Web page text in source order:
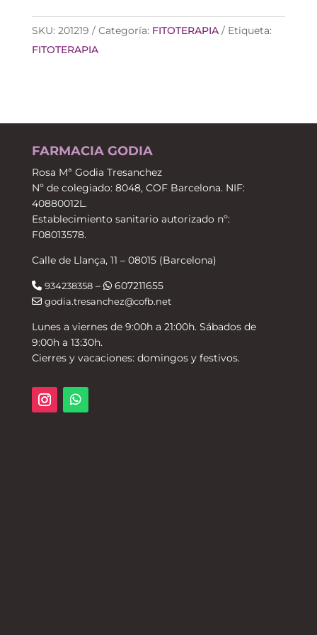
INMUNIDAD
SKU: 201219 Categoría: FITOTERAPIA
Etiqueta:
FITOTERAPIA
FARMACIA GODIA
Rosa Mª Godia Tresanchez
Nº de colegiado: 8048, COF Barcelona. NIF:
40880012L.
Establecimiento sanitario autorizado nº:
F08013578.
Calle de Llança, 11 – 08015 (Barcelona)
934238358– 607211655
godia.tresanchez@cofb.net
Lunes a viernes de 9:00h a 21:00h. Sábados de
9:00h a 13:30h.
Cierres y vacaciones: domingos y festivos.